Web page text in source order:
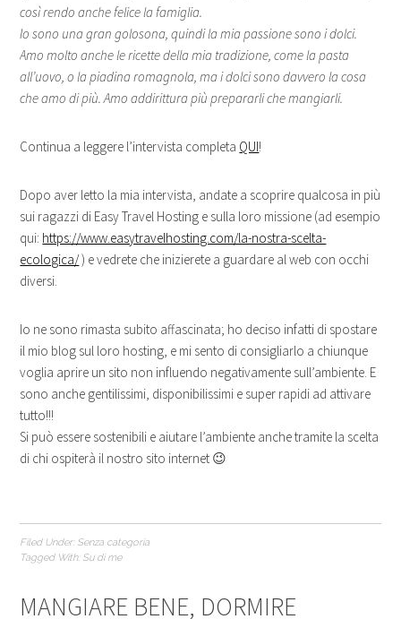
così rendo anche felice la famiglia.
Io sono una gran golosona, quindi la mia passione sono i dolci.
Amo molto anche le ricette della mia tradizione, come la pasta
all’uovo, o la piadina romagnola, ma i dolci sono davvero la cosa
che amo di più. Amo addirittura più prepararli che mangiarli.
Continua a leggere l’intervista completa QUI!
Dopo aver letto la mia intervista, andate a scoprire qualcosa in più
sui ragazzi di Easy Travel Hosting e sulla loro missione (ad esempio
qui: https://www.easytravelhosting.com/la-nostra-scelta-
ecologica/) e vedrete che inizierete a guardare al web con occhi
diversi.
Io ne sono rimasta subito affascinata; ho deciso infatti di spostare
il mio blog sul loro hosting, e mi sento di consigliarlo a chiunque
voglia aprire un sito non influendo negativamente sull’ambiente. E
sono anche gentilissimi, disponibilissimi e super rapidi ad attivare
tutto!!!
Si può essere sostenibili e aiutare l’ambiente anche tramite la scelta
di chi ospiterà il nostro sito internet 😉
Filed Under: Senza categoria
Tagged With: Su di me
MANGIARE BENE, DORMIRE